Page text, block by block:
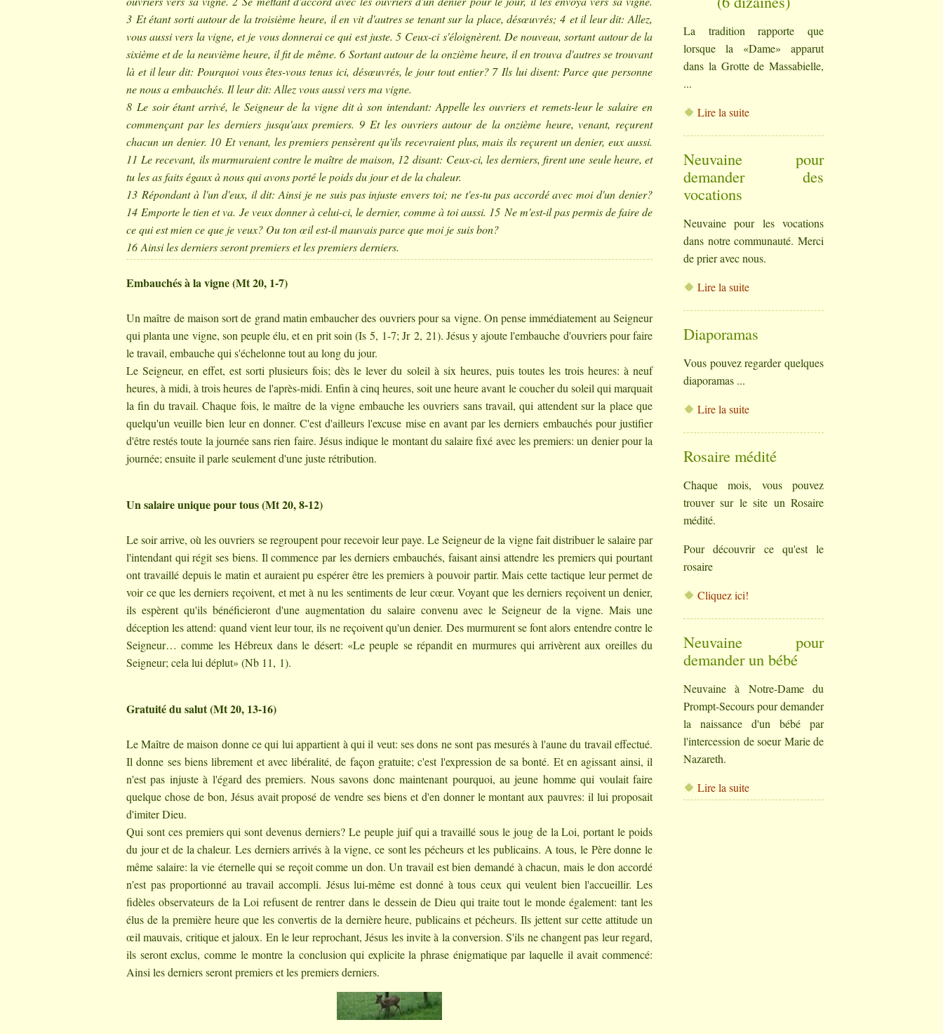
3 Et étant sorti autour de la troisième heure, il en vit d'autres se tenant sur la place, désœuvrés; 4 et il leur dit: Allez,
vous aussi vers la vigne, et je vous donnerai ce qui est juste. 5 Ceux-ci s'éloignèrent. De nouveau, sortant autour de la
sixième et de la neuvième heure, il fit de même. 6 Sortant autour de la onzième heure, il en trouva d'autres se trouvant
là et il leur dit: Pourquoi vous êtes-vous tenus ici, désœuvrés, le jour tout entier? 7 Ils lui disent: Parce que personne
ne nous a embauchés. Il leur dit: Allez vous aussi vers ma vigne.
8 Le soir étant arrivé, le Seigneur de la vigne dit à son intendant: Appelle les ouvriers et remets-leur le salaire en
commençant par les derniers jusqu'aux premiers. 9 Et les ouvriers autour de la onzième heure, venant, reçurent
chacun un denier. 10 Et venant, les premiers pensèrent qu'ils recevraient plus, mais ils reçurent un denier, eux aussi.
11 Le recevant, ils murmuraient contre le maître de maison, 12 disant: Ceux-ci, les derniers, firent une seule heure, et
tu les as faits égaux à nous qui avons porté le poids du jour et de la chaleur.
13 Répondant à l'un d'eux, il dit: Ainsi je ne suis pas injuste envers toi; ne t'es-tu pas accordé avec moi d'un denier?
14 Emporte le tien et va. Je veux donner à celui-ci, le dernier, comme à toi aussi. 15 Ne m'est-il pas permis de faire de
ce qui est mien ce que je veux? Ou ton œil est-il mauvais parce que moi je suis bon?
16 Ainsi les derniers seront premiers et les premiers derniers.
Embauchés à la vigne (Mt 20, 1-7)
Un maître de maison sort de grand matin embaucher des ouvriers pour sa vigne. On pense immédiatement au Seigneur
qui planta une vigne, son peuple élu, et en prit soin (Is 5, 1-7; Jr 2, 21). Jésus y ajoute l'embauche d'ouvriers pour faire
le travail, embauche qui s'échelonne tout au long du jour.
Le Seigneur, en effet, est sorti plusieurs fois; dès le lever du soleil à six heures, puis toutes les trois heures: à neuf
heures, à midi, à trois heures de l'après-midi. Enfin à cinq heures, soit une heure avant le coucher du soleil qui marquait
la fin du travail. Chaque fois, le maître de la vigne embauche les ouvriers sans travail, qui attendent sur la place que
quelqu'un veuille bien leur en donner. C'est d'ailleurs l'excuse mise en avant par les derniers embauchés pour justifier
d'être restés toute la journée sans rien faire. Jésus indique le montant du salaire fixé avec les premiers: un denier pour la
journée; ensuite il parle seulement d'une juste rétribution.
Un salaire unique pour tous (Mt 20, 8-12)
Le soir arrive, où les ouvriers se regroupent pour recevoir leur paye. Le Seigneur de la vigne fait distribuer le salaire par
l'intendant qui régit ses biens. Il commence par les derniers embauchés, faisant ainsi attendre les premiers qui pourtant
ont travaillé depuis le matin et auraient pu espérer être les premiers à pouvoir partir. Mais cette tactique leur permet de
voir ce que les derniers reçoivent, et met à nu les sentiments de leur cœur. Voyant que les derniers reçoivent un denier,
ils espèrent qu'ils bénéficieront d'une augmentation du salaire convenu avec le Seigneur de la vigne. Mais une
déception les attend: quand vient leur tour, ils ne reçoivent qu'un denier. Des murmurent se font alors entendre contre le
Seigneur… comme les Hébreux dans le désert: «Le peuple se répandit en murmures qui arrivèrent aux oreilles du
Seigneur; cela lui déplut» (Nb 11, 1).
Gratuité du salut (Mt 20, 13-16)
Le Maître de maison donne ce qui lui appartient à qui il veut: ses dons ne sont pas mesurés à l'aune du travail effectué.
Il donne ses biens librement et avec libéralité, de façon gratuite; c'est l'expression de sa bonté. Et en agissant ainsi, il
n'est pas injuste à l'égard des premiers. Nous savons donc maintenant pourquoi, au jeune homme qui voulait faire
quelque chose de bon, Jésus avait proposé de vendre ses biens et d'en donner le montant aux pauvres: il lui proposait
d'imiter Dieu.
Qui sont ces premiers qui sont devenus derniers? Le peuple juif qui a travaillé sous le joug de la Loi, portant le poids
du jour et de la chaleur. Les derniers arrivés à la vigne, ce sont les pécheurs et les publicains. A tous, le Père donne le
même salaire: la vie éternelle qui se reçoit comme un don. Un travail est bien demandé à chacun, mais le don accordé
n'est pas proportionné au travail accompli. Jésus lui-même est donné à tous ceux qui veulent bien l'accueillir. Les
fidèles observateurs de la Loi refusent de rentrer dans le dessein de Dieu qui traite tout le monde également: tant les
élus de la première heure que les convertis de la dernière heure, publicains et pécheurs. Ils jettent sur cette attitude un
œil mauvais, critique et jaloux. En le leur reprochant, Jésus les invite à la conversion. S'ils ne changent pas leur regard,
ils seront exclus, comme le montre la conclusion qui explicite la phrase énigmatique par laquelle il avait commencé:
Ainsi les derniers seront premiers et les premiers derniers.
La tradition rapporte que
lorsque la «Dame» apparut
dans la Grotte de Massabielle,
...
Lire la suite
Neuvaine pour
demander des
vocations
Neuvaine pour les vocations
dans notre communauté. Merci
de prier avec nous.
Lire la suite
Diaporamas
Vous pouvez regarder quelques
diaporamas ...
Lire la suite
Rosaire médité
Chaque mois, vous pouvez
trouver sur le site un Rosaire
médité.
Pour découvrir ce qu'est le
rosaire
Cliquez ici!
Neuvaine pour
demander un bébé
Neuvaine à Notre-Dame du
Prompt-Secours pour demander
la naissance d'un bébé par
l'intercession de soeur Marie de
Nazareth.
Lire la suite